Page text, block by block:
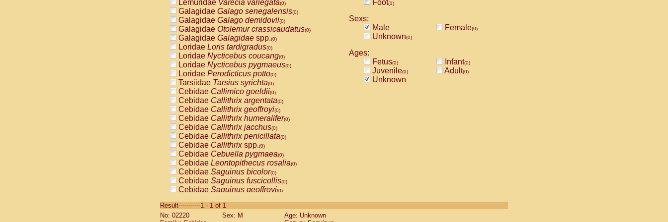
Lemuridae Varecia variegata(0)
Galagidae Galago senegalensis(0)
Galagidae Galago demidovii(0)
Galagidae Otolemur crassicaudatus(0)
Galagidae Galagidae spp.(0)
Loridae Loris tardigradus(0)
Loridae Nycticebus coucang(0)
Loridae Nycticebus pygmaeus(0)
Loridae Perodicticus potto(0)
Tarsiidae Tarsius syrichta(0)
Cebidae Callimico goeldii(0)
Cebidae Callithrix argentata(0)
Cebidae Callithrix geoffroyi(0)
Cebidae Callithrix humeralifer(0)
Cebidae Callithrix jacchus(0)
Cebidae Callithrix penicillata(0)
Cebidae Callithrixspp.(0)
Cebidae Cebuella pygmaea(0)
Cebidae Leontopithecus rosalia(0)
Cebidae Saguinus bicolor(0)
Cebidae Saguinus fuscicollis(0)
Cebidae Saguinus geoffroyi(0)
CebidaeSaguinus labiatus(0)
Cebidae Saguinus leucopus (0)
Foot(1)
Sexs:
Male
Female(0)
Unknown(0)
Ages:
Fetus(0) Infant(0)
Juvenile(0) Adult(0)
Unknown
Result-----------1 - 1 of 1
No: 02220
Sex: M
Age: Unknown